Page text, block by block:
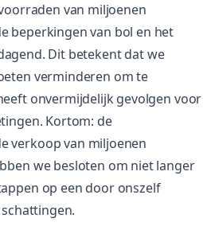
van miljoenen
beperkingen van bol en het
Dit betekent dat we
verminderen om te
onvermijdelijk gevolgen voor
Kortom: de
verkoop van miljoenen
we besloten om niet langer
op een door onszelf